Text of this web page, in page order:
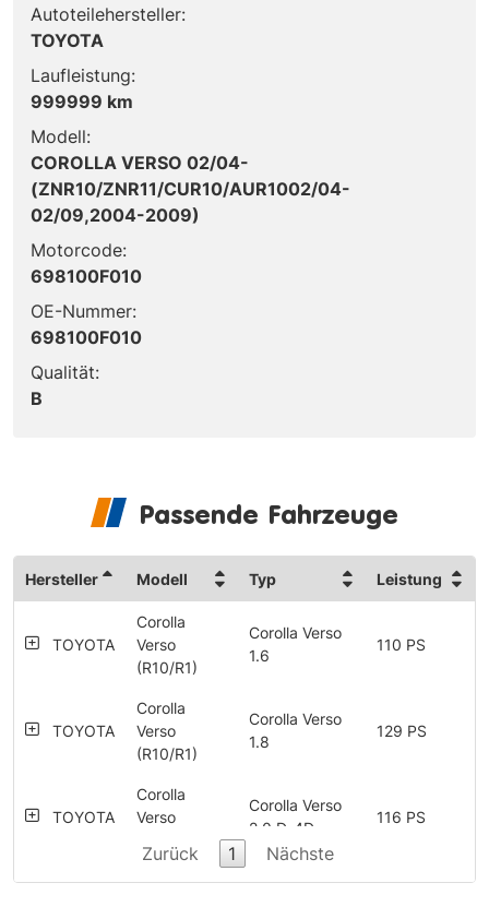
Autoteilehersteller:
TOYOTA
Laufleistung:
999999 km
Modell:
COROLLA VERSO 02/04-
(ZNR10/ZNR11/CUR10/AUR1002/04-
02/09,2004-2009)
Motorcode:
698100F010
OE-Nummer:
698100F010
Qualität:
B
Passende Fahrzeuge
Hersteller Modell Typ Leistung
TOYOTA
Corolla
Verso
(R10/R1)
Corolla Verso
1.6
110 PS
TOYOTA
Corolla
Verso
(R10/R1)
Corolla Verso
1.8
129 PS
TOYOTA
Corolla
Verso
Corolla Verso
2.0 D-4D
116 PS
Corolla
Zurück 1 Nächste